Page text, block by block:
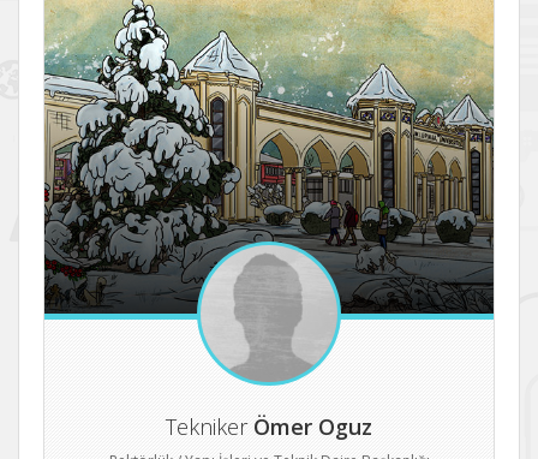
Tekniker Ömer Oguz